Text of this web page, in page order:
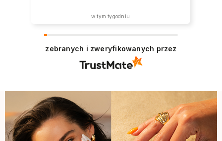
w tym tygodniu
zebranych i zweryfikowanych przez